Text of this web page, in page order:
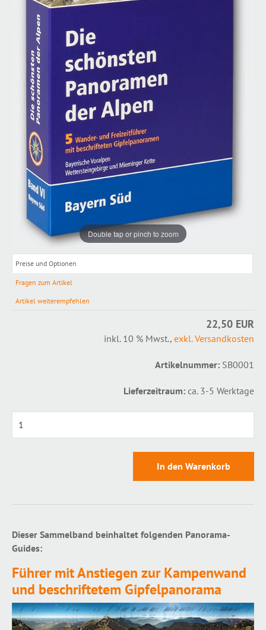
Double tap or pinch to zoom
Preise und Optionen
Fragen zum Artikel
Artikel weiterempfehlen
22,50 EUR
inkl. 10 % Mwst., exkl. Versandkosten
Artikelnummer: SB0001
Lieferzeitraum: ca. 3-5 Werktage
Dieser Sammelband beinhaltet folgenden Panorama-
Guides:
Führer mit Anstiegen zur Kampenwand
und beschriftetem Gipfelpanorama